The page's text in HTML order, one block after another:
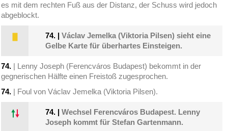
es mit dem rechten Fuß aus der Distanz, der Schuss wird jedoch
abgeblockt.
74. |Václav Jemelka (Viktoria Pilsen) sieht eine
Gelbe Karte für überhartes Einsteigen.
74. | Lenny Joseph (Ferencváros Budapest) bekommt in der
gegnerischen Hälfte einen Freistoß zugesprochen.
74. | Foul von Václav Jemelka (Viktoria Pilsen).
74. |Wechsel Ferencváros Budapest. Lenny
Joseph kommt für Stefan Gartenmann.